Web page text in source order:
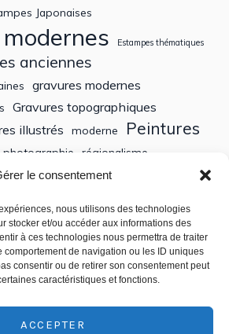
le consentement
nous utilisons des technologies
stocker et/ou accéder aux informations des
à ces technologies nous permettra de traiter
comportement de navigation ou les ID uniques
consentir ou de retirer son consentement peut
caractéristiques et fonctions.
ACCEPTER
Japonaises
Estampes thématiques
anciennes
gravures modernes
Gravures topographiques
illustrés moderne Peintures
photographie régionalisme
anciens XIXe siècle